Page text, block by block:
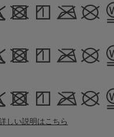
しい説明はこちら